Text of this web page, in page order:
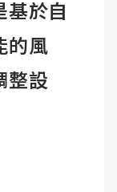
基於自
的風
整設